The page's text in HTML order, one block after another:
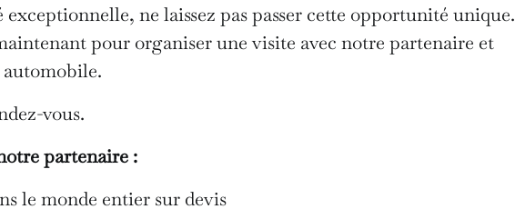
ne laissez pas passer cette opportunité unique.
pour organiser une visite avec notre partenaire et
vous.
partenaire :
le monde entier sur devis